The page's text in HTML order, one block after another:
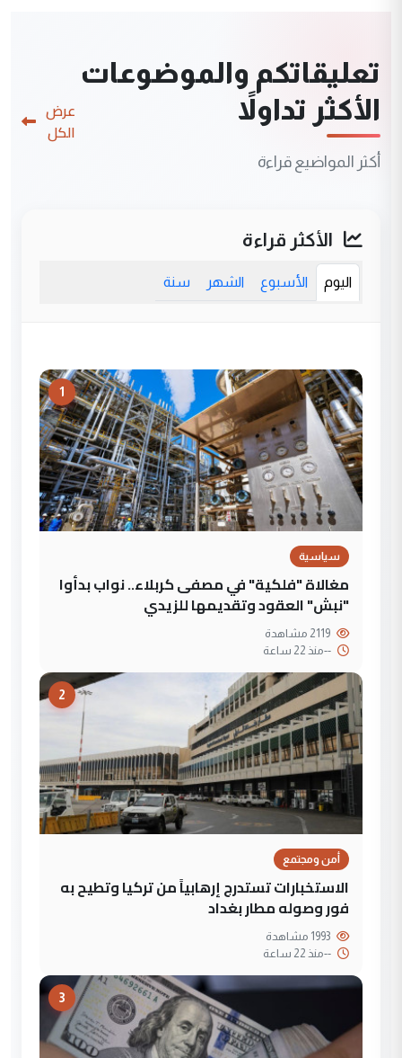
تعليقاتكم والموضوعات
الأكثر تداولاً
أكثر المواضيع قراءة
عرض
الكل
الأكثر قراءة
اليوم الأسبوع الشهر سنة
1
سياسية
مغالاة "فلكية" في مصفى كربلاء.. نواب بدأوا
"نبش" العقود وتقديمها للزيدي
--منذ 22 ساعة
2
أمن ومجتمع
الاستخبارات تستدرج إرهابياً من تركيا وتطيح به
فور وصوله مطار بغداد
--منذ 22 ساعة
3